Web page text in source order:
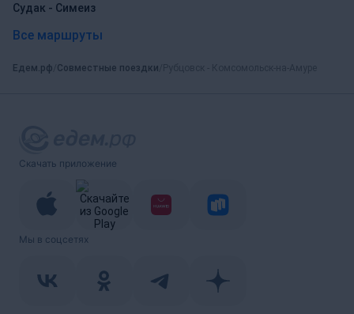
Судак - Симеиз
Все маршруты
Едем.рф Совместные поездки
Скачать приложение
Мы в соцсетях